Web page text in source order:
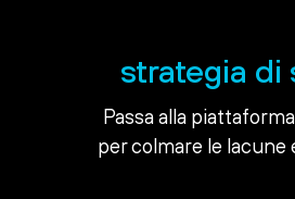
strategia di
Passa alla
per colmare le lacune